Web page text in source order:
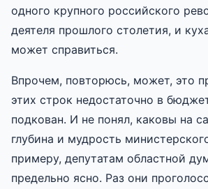
одного крупного российского
деятеля прошлого столетия, и
может справиться.
Впрочем, повторюсь, может, это
этих строк недостаточно в
подкован. И не понял, каковы на
глубина и мудрость
примеру, депутатам областной
предельно ясно. Раз они